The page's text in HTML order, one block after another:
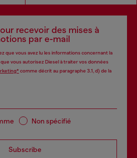
recevoir des mises à
par e-mail
que vous avez lu les informations concernant la
vous autorisez Diesel à traiter vos données
comme décrit au paragraphe 3.1, d) de la
Non spécifié
Subscribe